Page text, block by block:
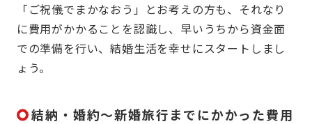
「ご祝儀でまかなおう」とお考えの方も、それなり
に費用がかかることを認識し、早いうちから資金面
での準備を行い、結婚生活を幸せにスタートしまし
ょう。
結納・婚約～新婚旅行までにかかった費用